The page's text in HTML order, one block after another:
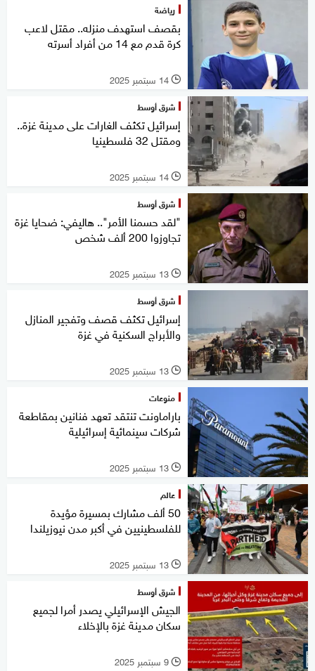
رياضة
بقصف استهدف منزله.. مقتل لاعب
كرة قدم مع 14 من أفراد أسرته
l 14 سبتمبر 2025
شرق أوسط
إسرائيل تكثف الغارات على مدينة غزة..
ومقتل 32 فلسطينيا
l 14 سبتمبر 2025
شرق أوسط
"لقد حسمنا الأمر".. هاليفي: ضحايا غزة
تجاوزوا 200 ألف شخص
l 13 سبتمبر 2025
شرق أوسط
إسرائيل تكثف قصف وتفجير المنازل
والأبراج السكنية في غزة
l 13 سبتمبر 2025
منوعات
باراماونت تنتقد تعهد فنانين بمقاطعة
شركات سينمائية إسرائيلية
l 13 سبتمبر 2025
عالم
50 ألف مشارك بمسيرة مؤيدة
للفلسطينيين في أكبر مدن نيوزيلندا
l 13 سبتمبر 2025
شرق أوسط
الجيش الإسرائيلي يصدر أمرا لجميع
سكان مدينة غزة بالإخلاء
l 9 سبتمبر 2025